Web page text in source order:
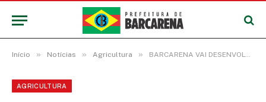
Início » Notícias » Agricultura » BARCARENA VAI DESENVOLVER PROGRAMA DE ASSISTÊNCIA TÉCNICA E EXTENSÃO GERENCIAL
AGRICULTURA